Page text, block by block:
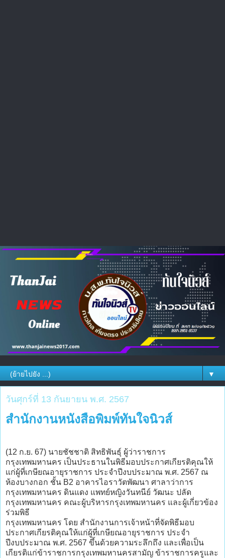
▼
วันศุกร์ที่ 13 กันยายน พ.ศ. 2567
สำนักงานหนังสือพิมพ์ทันใจนิวส์
(12 ก.ย. 67) นายชัชชาติ สิทธิพันธุ์ ผู้ว่าราชการ
กรุงเทพมหานคร เป็นประธานในพิธีมอบประกาศเกียรติคุณให้
แก่ผู้ที่เกษียณอายุราชการ ประจำปีงบประมาณ พ.ศ. 2567 ณ
ห้องบางกอก ชั้น B2 อาคารไอราวัตพัฒนา ศาลาว่าการ
กรุงเทพมหานคร ดินแดง แพทย์หญิงวันทนีย์ วัฒนะ ปลัด
กรุงเทพมหานคร คณะผู้บริหารกรุงเทพมหานคร และผู้เกี่ยวข้อง
ร่วมพิธี
กรุงเทพมหานคร โดย สำนักงานการเจ้าหน้าที่จัดพิธีมอบ
ประกาศเกียรติคุณให้แก่ผู้ที่เกษียณอายุราชการ ประจำ
ปีงบประมาณ พ.ศ. 2567 ขึ้นด้วยความระลึกถึง และเพื่อเป็น
เกียรติแก่ข้าราชการกรุงเทพมหานครสามัญ ข้าราชการครูและ